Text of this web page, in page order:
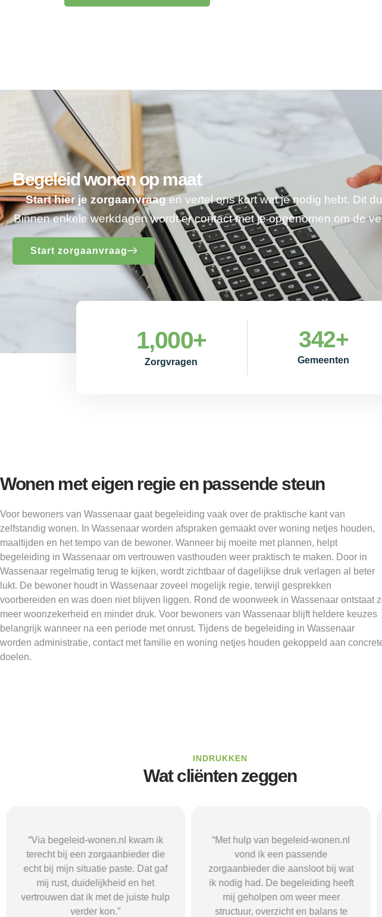
Begeleid wonen op maat
Start hier je zorgaanvraagen vertel ons kort wat je nodig hebt. Dit
Binnen enkele werkdagen wordt er contact met je opgenomen om de
Start zorgaanvraag
Zorgvragen
1,000+
Gemeenten
342+
Wonen met eigen regie en passende steun
Voor bewoners van Wassenaar gaat begeleiding vaak over de praktische kant van
zelfstandig wonen. In Wassenaar worden afspraken gemaakt over woning netjes houden,
maaltijden en het tempo van de bewoner. Wanneer bij moeite met plannen, helpt
begeleiding in Wassenaar om vertrouwen vasthouden weer praktisch te maken. Door in
Wassenaar regelmatig terug te kijken, wordt zichtbaar of dagelijkse druk verlagen al beter
lukt. De bewoner houdt in Wassenaar zoveel mogelijk regie, terwijl gesprekken
voorbereiden en was doen niet blijven liggen. Rond de woonweek in Wassenaar ontstaat
meer woonzekerheid en minder druk. Voor bewoners van Wassenaar blijft heldere keuzes
belangrijk wanneer na een periode met onrust. Tijdens de begeleiding in Wassenaar
worden administratie, contact met familie en woning netjes houden gekoppeld aan
doelen.
INDRUKKEN
Wat cliënten zeggen
“Via begeleid-wonen.nl kwam ik
terecht bij een zorgaanbieder die
echt bij mijn situatie paste. Dat gaf
mij rust, duidelijkheid en het
vertrouwen dat ik met de juiste hulp
verder kon.”
“Met hulp van begeleid-wonen.nl
vond ik een passende
zorgaanbieder die aansloot bij wat
ik nodig had. De begeleiding heeft
mij geholpen om weer meer
structuur, overzicht en balans te